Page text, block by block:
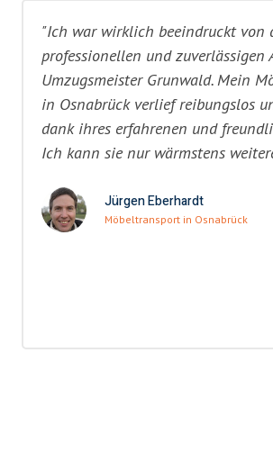
"Ich war wirklich beeindruckt von
professionellen und zuverlässigen
Umzugsmeister Grunwald. Mein
in Osnabrück verlief reibungslos
dank ihres erfahrenen und
Ich kann sie nur wärmstens
Jürgen Eberhardt
Möbeltransport in Osnabrück